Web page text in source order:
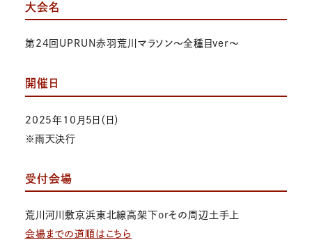
大会名
第24回UPRUN赤羽荒川マラソン～全種目ver～
開催日
2025年10月5日（日）
※雨天決行
受付会場
荒川河川敷京浜東北線高架下orその周辺土手上
会場までの道順はこちら